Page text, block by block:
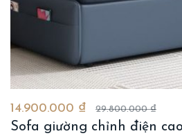
14.900.000 ₫ 29.800.000 ₫
Sofa giường chỉnh điện